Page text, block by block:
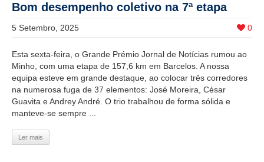
Bom desempenho coletivo na 7ª etapa
0
5 Setembro, 2025
Esta sexta-feira, o Grande Prémio Jornal de Notícias rumou ao
Minho, com uma etapa de 157,6 km em Barcelos. A nossa
equipa esteve em grande destaque, ao colocar três corredores
na numerosa fuga de 37 elementos: José Moreira, César
Guavita e Andrey André. O trio trabalhou de forma sólida e
manteve-se sempre ...
Ler mais